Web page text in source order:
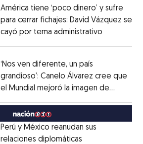
América tiene ‘poco dinero’ y sufre
para cerrar fichajes: David Vázquez se
cayó por tema administrativo
‘Nos ven diferente, un país
grandioso’: Canelo Álvarez cree que
el Mundial mejoró la imagen de
Perú y México reanudan sus
relaciones diplomáticas